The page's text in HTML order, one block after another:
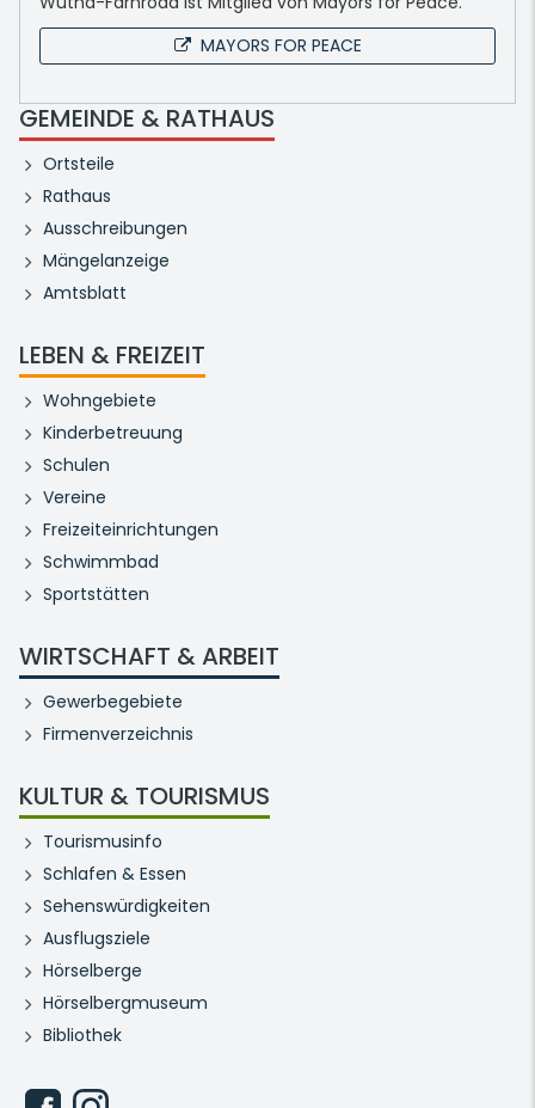
MAYORS FOR PEACE
GEMEINDE & RATHAUS
Ortsteile
Rathaus
Ausschreibungen
Mängelanzeige
Amtsblatt
LEBEN & FREIZEIT
Wohngebiete
Kinderbetreuung
Schulen
Vereine
Freizeiteinrichtungen
Schwimmbad
Sportstätten
WIRTSCHAFT & ARBEIT
Gewerbegebiete
Firmenverzeichnis
KULTUR & TOURISMUS
Tourismusinfo
Schlafen & Essen
Sehenswürdigkeiten
Ausflugsziele
Hörselberge
Hörselbergmuseum
Bibliothek